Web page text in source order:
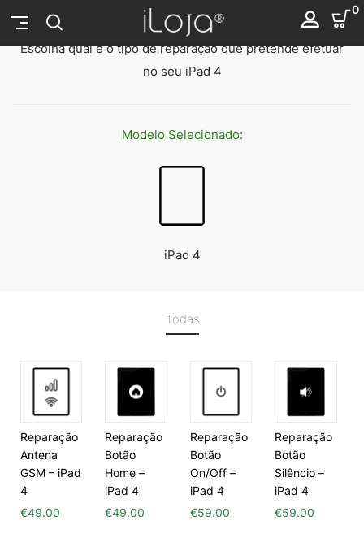
0
Reparação iPad 4
Escolha qual é o tipo de reparação que pretende efetuar
no seu iPad 4
Modelo Selecionado:
iPad 4
Todas
Reparação
Antena
GSM – iPad
4
€49.00
Reparação
Botão
Home –
iPad 4
€49.00
Reparação
Botão
On/Off –
iPad 4
€59.00
Reparação
Botão
Silêncio –
iPad 4
€59.00